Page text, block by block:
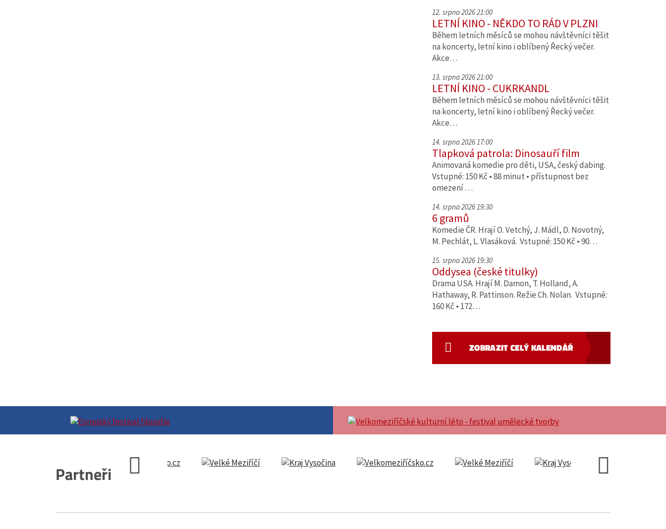
12. srpna 2026 21:00
LETNÍ KINO - NĚKDO TO RÁD V PLZNI
Během letních měsíců se mohou návštěvníci těšit
na koncerty, letní kino i oblíbený Řecký večer.
Akce…
13. srpna 2026 21:00
LETNÍ KINO - CUKRKANDL
Během letních měsíců se mohou návštěvníci těšit
na koncerty, letní kino i oblíbený Řecký večer.
Akce…
14. srpna 2026 17:00
Tlapková patrola: Dinosauří film
Animovaná komedie pro děti, USA, český dabing.
Vstupné: 150 Kč • 88 minut • přístupnost bez
omezení …
14. srpna 2026 19:30
6 gramů
Komedie ČR. Hrají O. Vetchý, J. Mádl, D. Novotný,
M. Pechlát, L. Vlasáková. Vstupné: 150 Kč • 90…
15. srpna 2026 19:30
Oddysea (české titulky)
Drama USA. Hrají M. Damon, T. Holland, A.
Hathaway, R. Pattinson. Režie Ch. Nolan. Vstupné:
160 Kč • 172…
ZOBRAZIT CELÝ KALENDÁŘ
Partneři